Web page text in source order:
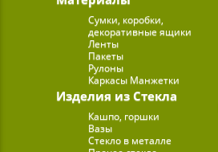
Сумки, коробки,
декоративные ящики
Ленты
Пакеты
Рулоны
Каркасы Манжетки
Изделия из Стекла
Кашпо, горшки
Вазы
Стекло в металле